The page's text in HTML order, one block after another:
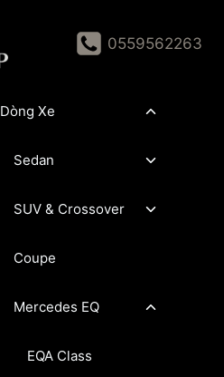
0559562263
Dòng Xe
Toggle
Sedan
Toggle
SUV & Crossover
Toggle
Coupe
Mercedes EQ
Toggle
EQA Class